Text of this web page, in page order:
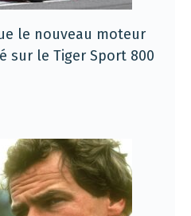
le nouveau moteur
sur le Tiger Sport 800